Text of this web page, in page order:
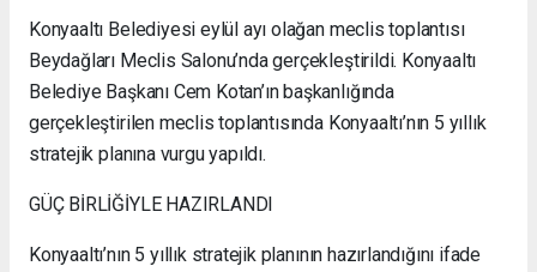
Konyaaltı Belediyesi eylül ayı olağan meclis toplantısı
Beydağları Meclis Salonu’nda gerçekleştirildi. Konyaaltı
Belediye Başkanı Cem Kotan’ın başkanlığında
gerçekleştirilen meclis toplantısında Konyaaltı’nın 5 yıllık
stratejik planına vurgu yapıldı.
GÜÇ BİRLİĞİYLE HAZIRLANDI
Konyaaltı’nın 5 yıllık stratejik planının hazırlandığını ifade